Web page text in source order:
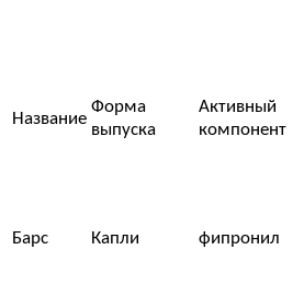
Название
Форма
выпуска
Активный
компонент
Барс Капли фипронил